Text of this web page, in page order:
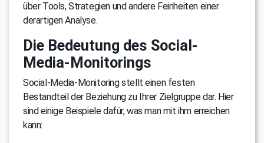
über Tools, Strategien und andere Feinheiten einer
derartigen Analyse.
Die Bedeutung des Social-
Media-Monitorings
Social-Media-Monitoring stellt einen festen
Bestandteil der Beziehung zu Ihrer Zielgruppe dar. Hier
sind einige Beispiele dafür, was man mit ihm erreichen
kann: